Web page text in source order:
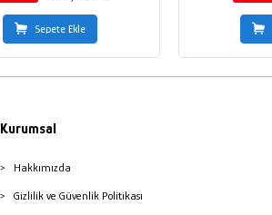
Sepete Ekle
Kurumsal
Hakkımızda
Gizlilik ve Güvenlik Politikası